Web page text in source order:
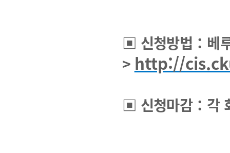
▣ 신청방법 ： 베
> http://
▣ 신청마감： 각